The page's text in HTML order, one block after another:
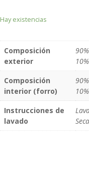
Hay existencias
Composición
exterior
Composición
interior (forro)
Instrucciones de
lavado